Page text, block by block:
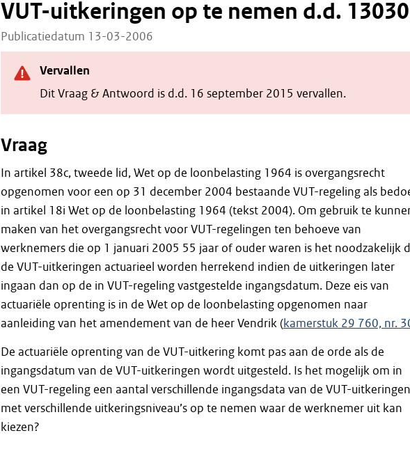
VUT-uitkeringen op te nemen d.d.
Publicatiedatum 13-03-2006
Vervallen
Dit Vraag & Antwoord is d.d. 16 september 2015 vervallen.
Vraag
In artikel 38c, tweede lid, Wet op de loonbelasting 1964 is overgangsrecht
opgenomen voor een op 31 december 2004 bestaande VUT-regeling als
in artikel 18i Wet op de loonbelasting 1964 (tekst 2004). Om gebruik te
maken van het overgangsrecht voor VUT-regelingen ten behoeve van
werknemers die op 1 januari 2005 55 jaar of ouder waren is het noodzakelijk
de VUT-uitkeringen actuarieel worden herrekend indien de uitkeringen later
ingaan dan op de in VUT-regeling vastgestelde ingangsdatum. Deze eis van
actuariële oprenting is in de Wet op de loonbelasting opgenomen naar
aanleiding van het amendement van de heer Vendrik (kamerstuk 29 760, nr.
De actuariële oprenting van de VUT-uitkering komt pas aan de orde als de
ingangsdatum van de VUT-uitkeringen wordt uitgesteld. Is het mogelijk om in
een VUT-regeling een aantal verschillende ingangsdata van de VUT-uitkeringen
met verschillende uitkeringsniveau’s op te nemen waar de werknemer uit kan
kiezen?